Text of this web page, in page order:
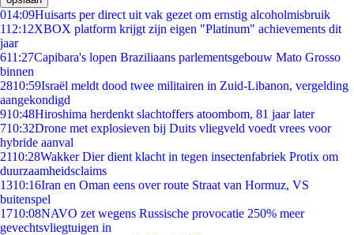
014:09Huisarts per direct uit vak gezet om ernstig alcoholmisbruik
112:12XBOX platform krijgt zijn eigen "Platinum" achievements dit
jaar
611:27Capibara's lopen Braziliaans parlementsgebouw Mato Grosso
binnen
2810:59Israël meldt dood twee militairen in Zuid-Libanon, vergelding
aangekondigd
910:48Hiroshima herdenkt slachtoffers atoombom, 81 jaar later
710:32Drone met explosieven bij Duits vliegveld voedt vrees voor
hybride aanval
2110:28Wakker Dier dient klacht in tegen insectenfabriek Protix om
duurzaamheidsclaims
1310:16Iran en Oman eens over route Straat van Hormuz, VS
buitenspel
1710:08NAVO zet wegens Russische provocatie 250% meer
gevechtsvliegtuigen in